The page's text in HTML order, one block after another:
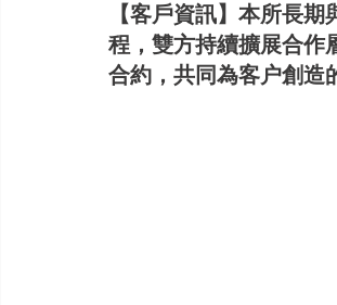
【客戶資訊】本所長
程，雙方持續擴展合作
合約，共同為客户創造